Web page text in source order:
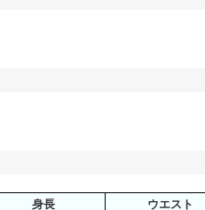
身長
ウエスト